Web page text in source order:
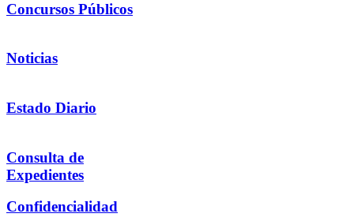
Concursos Públicos
Noticias
Estado Diario
Consulta de
Expedientes
Confidencialidad